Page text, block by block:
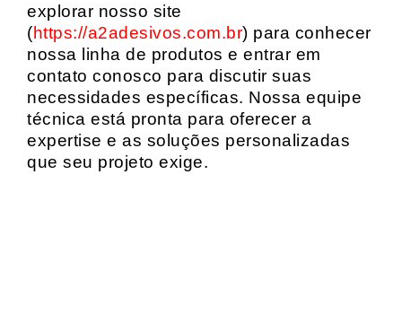
explorar nosso site
(https://a2adesivos.com.br) para conhecer
nossa linha de produtos e entrar em
contato conosco para discutir suas
necessidades específicas. Nossa equipe
técnica está pronta para oferecer a
expertise e as soluções personalizadas
que seu projeto exige.